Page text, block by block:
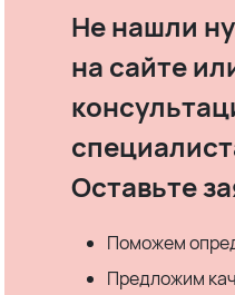
Не нашли
на сайте
Оставьте
Поможем
Предложим